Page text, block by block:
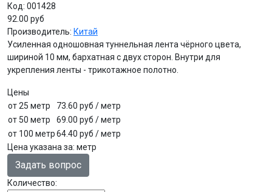
Код: 001428
92.00 руб
Производитель: Китай
Усиленная одношовная туннельная лента чёрного цвета,
шириной 10 мм, бархатная с двух сторон. Внутри для
укрепления ленты - трикотажное полотно.
Цены
от 25 метр
73.60 руб / метр
от 50 метр
69.00 руб / метр
от 100 метр64.40 руб / метр
Цена указана за: метр
Задать вопрос
Количество: